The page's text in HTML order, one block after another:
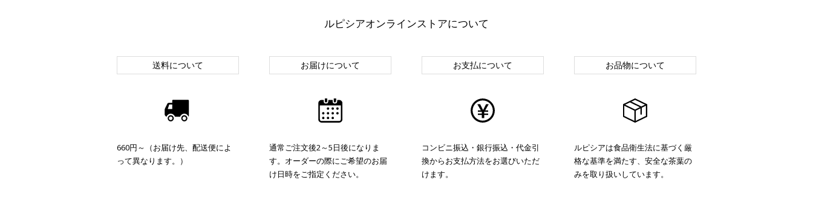
ルピシアオンラインストアについて
送料について
660円～（お届け先、配送便によ
って異なります。）
お届けについて
通常ご注文後2～5日後になりま
す。オーダーの際にご希望のお届
け日時をご指定ください。
お支払について
コンビニ振込・銀行振込・代金引
換からお支払方法をお選びいただ
けます。
お品物について
ルピシアは食品衛生法に基づく厳
格な基準を満たす、安全な茶葉の
みを取り扱いしています。